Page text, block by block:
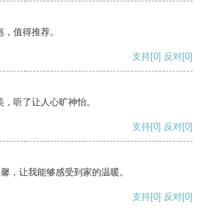
值得推荐。
支持[0] 反对[0]
听了让人心旷神怡。
支持[0] 反对[0]
，让我能够感受到家的温暖。
支持[0] 反对[0]